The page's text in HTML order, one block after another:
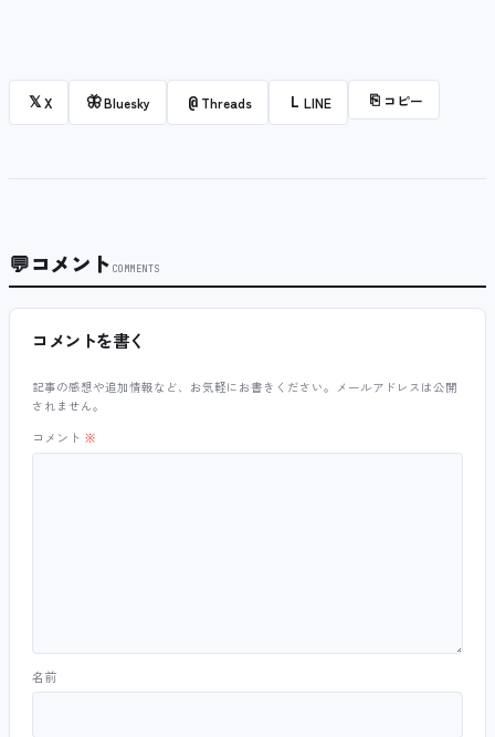
𝕏X 🦋Bluesky @ Threads L LINE ⎘ コピー
💬コメント COMMENTS
コメントを書く
記事の感想や追加情報など、お気軽にお書きください。メールアドレスは公開
されません。
コメント ※
名前